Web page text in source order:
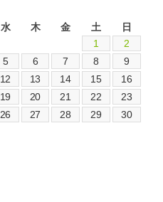
水 木 金 土
日
1
2
5 6 7 8
9
12 13 14 15
16
19 20 21 22
23
26 27 28 29
30